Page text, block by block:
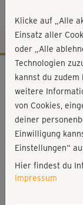
Step
Workout-Facts
leicht
2 Min
Johanna
Klicke auf „Alle
Einsatz aller
oder „Alle
Technologien
kannst du
weitere
von Cookies,
deiner
Einwilligung
Einstellungen“
Hier findest du
Impressum